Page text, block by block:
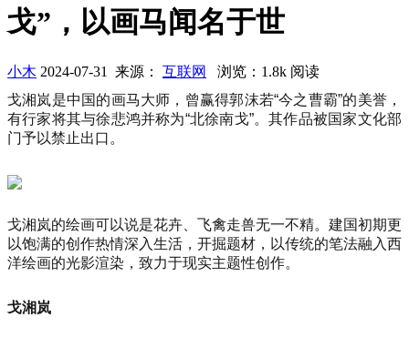
戈”，以画马闻名于世
小木 2024-07-31 来源： 互联网
浏览：1.8k 阅读
戈湘岚是中国的画马大师，曾赢得郭沫若“今之曹霸”的美誉，
有行家将其与徐悲鸿并称为“北徐南戈”。其作品被国家文化部
门予以禁止出口。
戈湘岚的绘画可以说是花卉、飞禽走兽无一不精。建国初期更
以饱满的创作热情深入生活，开掘题材，以传统的笔法融入西
洋绘画的光影渲染，致力于现实主题性创作。
戈湘岚